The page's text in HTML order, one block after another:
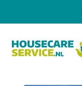
content